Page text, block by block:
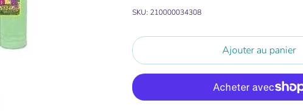
SKU: 210000034308
Ajouter au panier